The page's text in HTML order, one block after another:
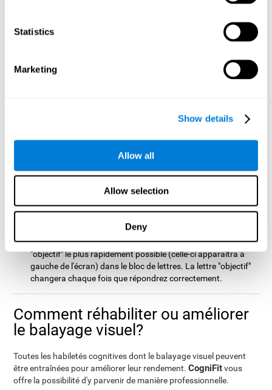
Statistics
Marketing
Show details
Allow all
Allow selection
Deny
plusieurs stimuli en mouvements à l'écran. Vous devrez
cliquer sur les stimuli "objectifs" aussi vite que possible, tout
Test de Programmation VIPER-PLAN
: Vous devrez sortir une
objets à l'écran. Vous devrez premièrement vous souvenir de
certains seront différents à ceux présentés au début du test,
vous devrez détecter la séquence initiale dans le même ordre.
Test de Vitesse REST-HECOOR: Vous verrez apparaître un
carré aussi vite que possible. Plus vous cliquerez sur le
bouton dans le temps imparti, plus les résultats seront bons.
Test d'exploration SCAVI-REST: Vous devrez trouver la lettre
"objectif" le plus rapidement possible (celle-ci apparaîtra à
gauche de l'écran) dans le bloc de lettres. La lettre "objectif"
changera chaque fois que répondrez correctement.
Comment réhabiliter ou améliorer
le balayage visuel?
Toutes les habiletés cognitives dont le balayage visuel peuvent
être entraînées pour améliorer leur rendement.CogniFitvous
offre la possibilité d'y parvenir de manière professionnelle.